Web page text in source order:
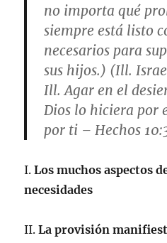
no importa qué
siempre está listo
necesarios para
sus hijos.) (Ill.
Ill. Agar en el
Dios lo hiciera por
por ti – Hechos
I.Los muchos aspectos
necesidades
II.La provisión